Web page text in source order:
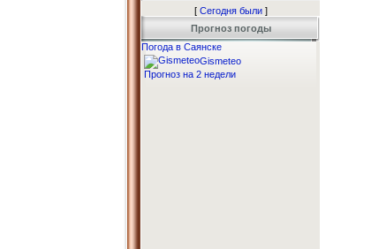
[ Сегодня были]
Прогноз погоды
Погода в Саянске
Gismeteo
Прогноз на 2 недели